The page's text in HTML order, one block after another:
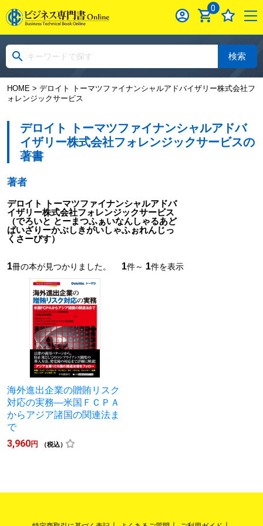
0
検索
HOME> デロイト トーマツファイナンシャルアドバイザリー株式会社フ
ォレンジックサービス
デロイト トーマツファイナンシャルアドバ
イザリー株式会社フォレンジックサービスの
著書
著者
デロイト トーマツファイナンシャルアドバ
イザリー株式会社フォレンジックサービス
（でろいと とーまつふぁいなんしゃるあど
ばいざりーかぶしきがいしゃふぉれんじっ
くさーびす）
1冊の本が見つかりました。 1件～ 1件を表示
海外進出企業の贈賄リスク
対応の実務―米国ＦＣＰＡ
からアジア諸国の関連法ま
で
3,960円 （税込）